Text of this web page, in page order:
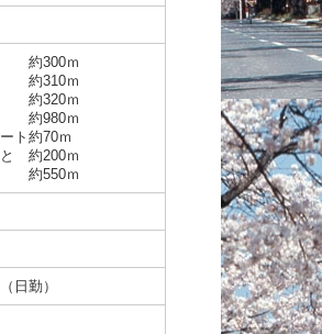
約300ｍ
約310ｍ
約320ｍ
約980ｍ
ト約70ｍ
約200ｍ
550ｍ
日勤）